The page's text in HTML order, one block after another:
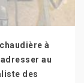
à
au
des